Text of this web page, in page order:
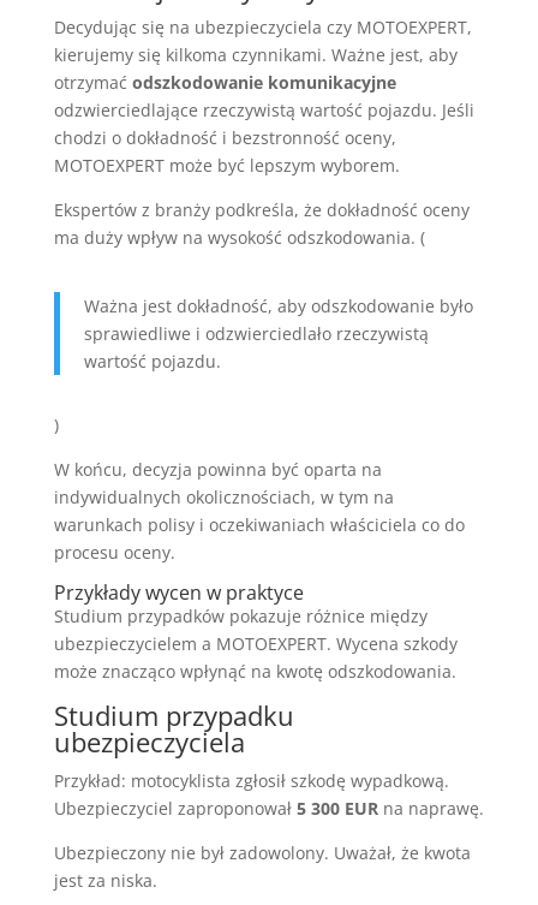
Decydując się na ubezpieczyciela czy MOTOEXPERT,
kierujemy się kilkoma czynnikami. Ważne jest, aby
otrzymać odszkodowanie komunikacyjne
odzwierciedlające rzeczywistą wartość pojazdu. Jeśli
chodzi o dokładność i bezstronność oceny,
MOTOEXPERT może być lepszym wyborem.
Ekspertów z branży podkreśla, że dokładność oceny
ma duży wpływ na wysokość odszkodowania. (
Ważna jest dokładność, aby odszkodowanie było
sprawiedliwe i odzwierciedlało rzeczywistą
wartość pojazdu.
)
W końcu, decyzja powinna być oparta na
indywidualnych okolicznościach, w tym na
warunkach polisy i oczekiwaniach właściciela co do
procesu oceny.
Przykłady wycen w praktyce
Studium przypadków pokazuje różnice między
ubezpieczycielem a MOTOEXPERT. Wycena szkody
może znacząco wpłynąć na kwotę odszkodowania.
Studium przypadku
ubezpieczyciela
Przykład: motocyklista zgłosił szkodę wypadkową.
Ubezpieczyciel zaproponował 5 300 EURna naprawę.
Ubezpieczony nie był zadowolony. Uważał, że kwota
jest za niska.